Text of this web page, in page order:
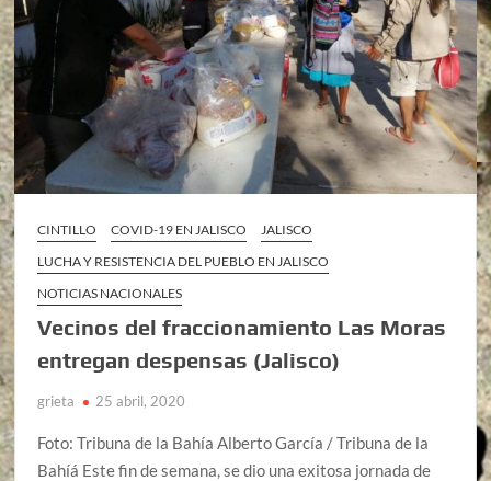
CINTILLO COVID-19 EN JALISCO
JALISCO
LUCHA Y RESISTENCIA DEL PUEBLO EN JALISCO
NOTICIAS NACIONALES
Vecinos del fraccionamiento Las Moras
entregan despensas (Jalisco)
grieta 25 abril, 2020
Foto: Tribuna de la Bahía Alberto García / Tribuna de la
Bahíá Este fin de semana, se dio una exitosa jornada de